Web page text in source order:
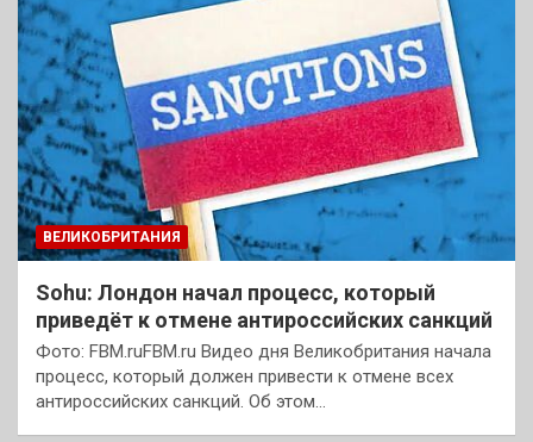
ВЕЛИКОБРИТАНИЯ
Sohu: Лондон начал процесс, который
приведёт к отмене антироссийских санкций
Фото: FBM.ruFBM.ru Видео дня Великобритания начала
процесс, который должен привести к отмене всех
антироссийских санкций. Об этом…